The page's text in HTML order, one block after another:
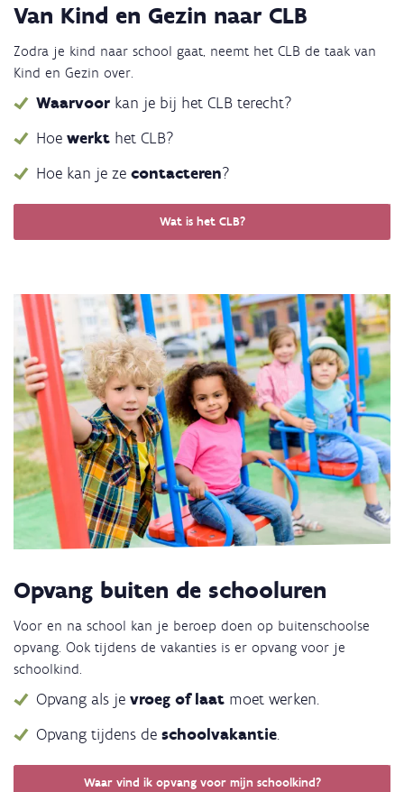
Van Kind en Gezin naar CLB
Zodra je kind naar school gaat, neemt het CLB de taak van
Kind en Gezin over.
Waarvoor kan je bij het CLB terecht?
Hoe werkt het CLB?
Hoe kan je ze contacteren?
Wat is het CLB?
Opvang buiten de schooluren
Voor en na school kan je beroep doen op buitenschoolse
opvang. Ook tijdens de vakanties is er opvang voor je
schoolkind.
Opvang als je vroeg of laat moet werken.
Opvang tijdens de schoolvakantie.
Waar vind ik opvang voor mijn schoolkind?